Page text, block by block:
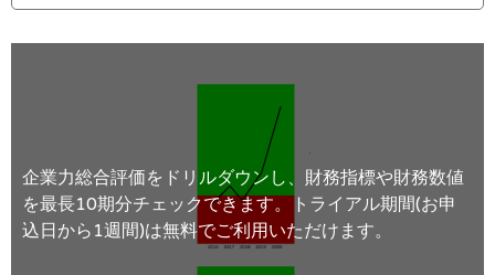
企業力総合評価をドリルダウンし、財務指標や財務数値
を最長10期分チェックできます。トライアル期間(お申
込日から1週間)は無料でご利用いただけます。